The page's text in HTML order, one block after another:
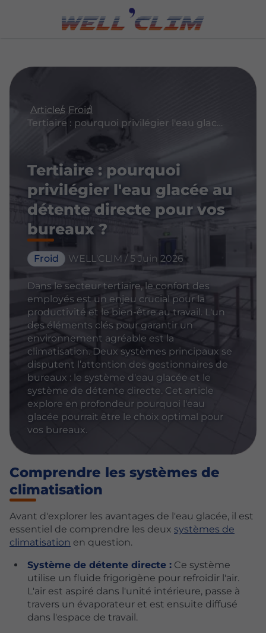
Articles Froid
Tertiaire : pourquoi privilégier l'eau glacée au détente directe pour vos bureaux ?
Tertiaire : pourquoi
privilégier l'eau glacée au
détente directe pour vos
bureaux ?
Froid WELL'CLIM / 5 Juin 2026
Dans le secteur tertiaire, le confort des
employés est un enjeu crucial pour la
productivité et le bien-être au travail. L'un
des éléments clés pour garantir un
environnement agréable est la
climatisation. Deux systèmes principaux se
disputent l’attention des gestionnaires de
bureaux : le système d'eau glacée et le
système de détente directe. Cet article
explore en profondeur pourquoi l'eau
glacée pourrait être le choix optimal pour
vos bureaux.
Comprendre les systèmes de
climatisation
Avant d'explorer les avantages de l'eau glacée, il est
essentiel de comprendre les deux systèmes de
climatisation en question.
Système de détente directe :Ce système
utilise un fluide frigorigène pour refroidir l'air.
L'air est aspiré dans l'unité intérieure, passe à
travers un évaporateur et est ensuite diffusé
dans l'espace de travail.